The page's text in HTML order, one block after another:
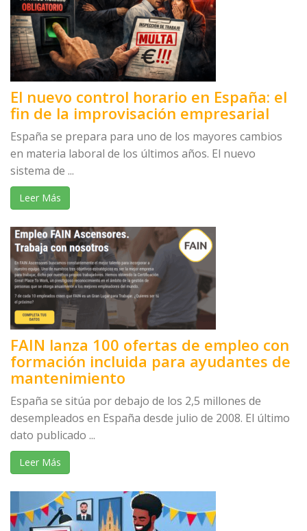
El nuevo control horario en España: el
fin de la improvisación empresarial
España se prepara para uno de los mayores cambios
en materia laboral de los últimos años. El nuevo
sistema de ...
Leer Más
FAIN lanza 100 ofertas de empleo con
formación incluida para ayudantes de
mantenimiento
España se sitúa por debajo de los 2,5 millones de
desempleados en España desde julio de 2008. El último
dato publicado ...
Leer Más